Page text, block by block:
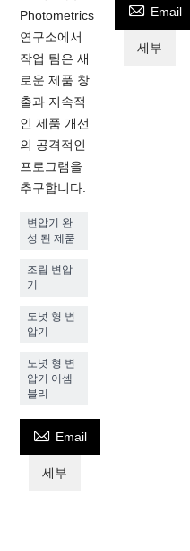
Photometrics
연구소에서
작업 팀은 새
로운 제품 창
출과 지속적
인 제품 개선
의 공격적인
프로그램을
추구합니다.
변압기 완
성 된 제품
조립 변압
기
도넛 형 변
압기
도넛 형 변
압기 어셈
블리
 Email
세부
 Email
세부